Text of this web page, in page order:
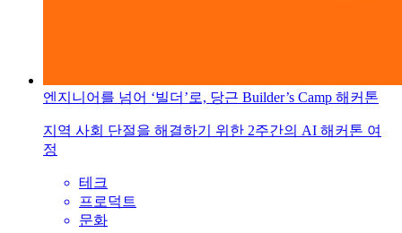
엔지니어를 넘어 ‘빌더’로, 당근 Builder’s Camp 해커톤
지역 사회 단절을 해결하기 위한 2주간의 AI 해커톤 여
정
테크
프로덕트
문화